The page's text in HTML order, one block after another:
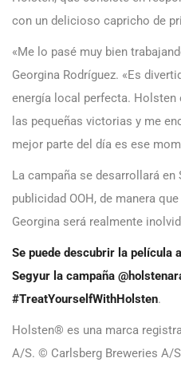
con un delicioso capricho de
«Me lo pasé muy bien
Georgina Rodríguez. «Es
energía local perfecta.
las pequeñas victorias y me
mejor parte del día es ese
La campaña se desarrollará en
publicidad OOH, de manera
Georgina será realmente
Se puede descubrir la película
Segyur la campaña
#TreatYourselfWithHolsten.
Holsten® es una marca
A/S. © Carlsberg Breweries A/